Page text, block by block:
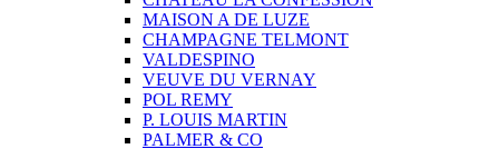
MAISON A DE LUZE
CHAMPAGNE TELMONT
VALDESPINO
VEUVE DU VERNAY
POL REMY
P. LOUIS MARTIN
PALMER & CO